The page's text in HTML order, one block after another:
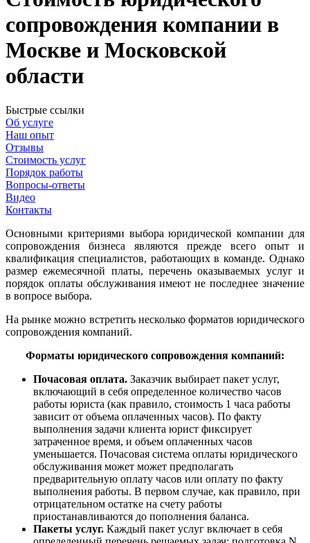
сопровождения компании в
Москве и Московской
области
Быстрые ссылки
Об услуге
Наш опыт
Отзывы
Стоимость услуг
Порядок работы
Вопросы-ответы
Видео
Контакты
Основными критериями выбора юридической компании для
сопровождения бизнеса являются прежде всего опыт и
квалификация специалистов, работающих в команде. Однако
размер ежемесячной платы, перечень оказываемых услуг и
порядок оплаты обслуживания имеют не последнее значение
в вопросе выбора.
На рынке можно встретить несколько форматов юридического
сопровождения компаний.
Форматы юридического сопровождения компаний:
Почасовая оплата. Заказчик выбирает пакет услуг,
включающий в себя определенное количество часов
работы юриста (как правило, стоимость 1 часа работы
зависит от объема оплаченных часов). По факту
выполнения задачи клиента юрист фиксирует
затраченное время, и объем оплаченных часов
уменьшается. Почасовая система оплаты юридического
обслуживания может может предполагать
предварительную оплату часов или оплату по факту
выполнения работы. В первом случае, как правило, при
отрицательном остатке на счету работы
приостанавливаются до пополнения баланса.
Пакеты услуг. Каждый пакет услуг включает в себя